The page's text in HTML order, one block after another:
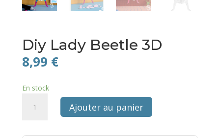
Diy Lady Beetle 3D
8,99 €
En stock
Ajouter au panier